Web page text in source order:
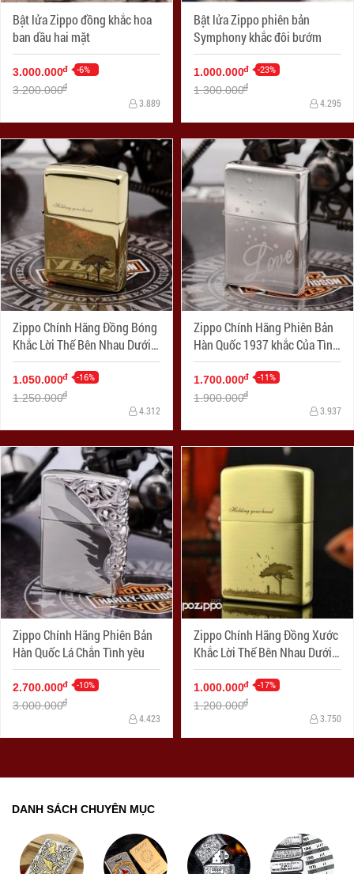
Bật lửa Zippo đồng khắc hoa
ban dầu hai mặt
3.000.000đ -6%
3.200.000đ
3.889
Bật lửa Zippo phiên bản
Symphony khắc đôi bướm
1.000.000đ -23%
1.300.000đ
4.295
Zippo Chính Hãng Đồng Bóng
Khắc Lời Thế Bên Nhau Dưới
Cây
1.050.000đ -16%
1.250.000đ
4.312
Zippo Chính Hãng Phiên Bản
Hàn Quốc 1937 khắc Của Tình
Yêu Bạc
1.700.000đ -11%
1.900.000đ
3.937
Zippo Chính Hãng Phiên Bản
Hàn Quốc Lá Chắn Tình yêu
2.700.000đ -10%
3.000.000đ
4.423
Zippo Chính Hãng Đồng Xước
Khắc Lời Thế Bên Nhau Dưới
Cây
1.000.000đ -17%
1.200.000đ
3.750
DANH SÁCH CHUYÊN MỤC